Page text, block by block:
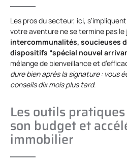
Les pros du secteur, ici,
votre aventure ne se termine pas le
intercommunalités, soucieuses
dispositifs “spécial nouvel
mélange de bienveillance et
dure bien après la signature : vous
conseils dix mois plus tard.
Les outils
son budget et
immobilier